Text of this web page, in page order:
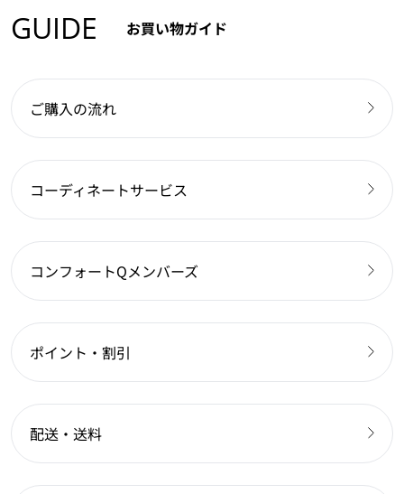
GUIDE お買い物ガイド
ご購入の流れ
コーディネートサービス
コンフォートQメンバーズ
ポイント・割引
配送・送料